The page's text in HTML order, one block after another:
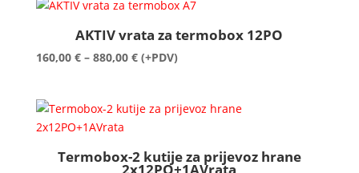
150,00 €
AKTIV vrata za termobox 12PO
160,00 € – 880,00 €Raspon
160,00 €
880,00 €
(+PDV)
Termobox-2 kutije za prijevoz hrane
2x12PO+1AVrata